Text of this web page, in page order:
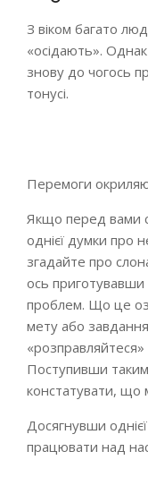
З віком багато
«осідають». Однак
знову до чогось
тонусі.
Перемоги
Якщо перед вами
однієї думки про
згадайте про
ось приготувавши
проблем. Що це
мету або завдання
Поступивши
констатувати, що
Досягнувши
працювати над